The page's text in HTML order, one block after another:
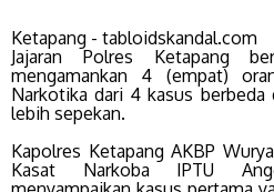
Ketapang - tabloidskandal.com
Jajaran Polres Ketapang
mengamankan 4 (empat)
Narkotika dari 4 kasus
lebih sepekan.
Kapolres Ketapang AKBP
Kasat Narkoba IPTU